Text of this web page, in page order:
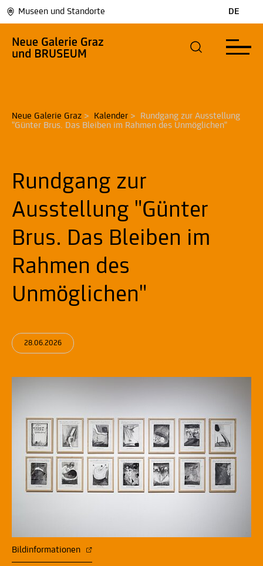
Museen und Standorte DE
Neue Galerie Graz > Kalender >
Rundgang zur Ausstellung
"Günter Brus. Das Bleiben im Rahmen des Unmöglichen"
Rundgang zur
Ausstellung "Günter
Brus. Das Bleiben im
Rahmen des
Unmöglichen"
28.06.2026
Bildinformationen